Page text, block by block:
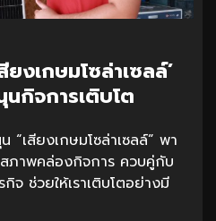
ยงเกษมโซล่าเซลล์’
กิจการเติบโต
เสียงเกษมโซล่าเซลล์” พา
สภาพคล่องกิจการ ควบคู่กับ
จ ช่วยให้เราเติบโตอย่างมี